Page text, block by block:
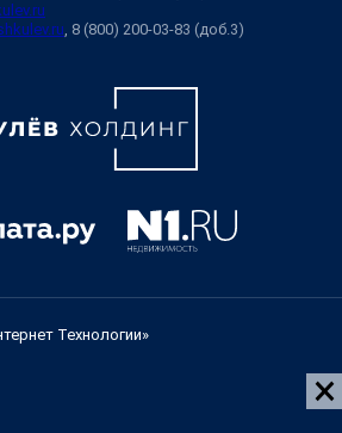
, 8 (800) 200-03-83 (доб.3)
Технологии»